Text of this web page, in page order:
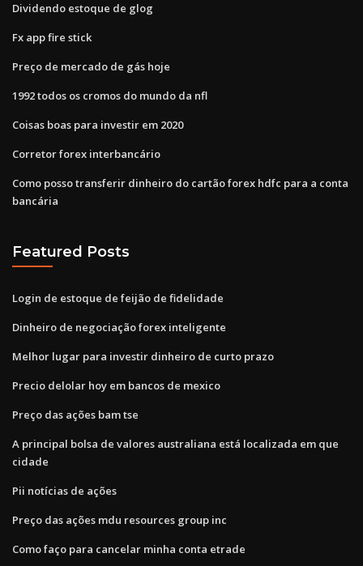
Dividendo estoque de glog
Fx app fire stick
Preço de mercado de gás hoje
1992 todos os cromos do mundo da nfl
Coisas boas para investir em 2020
Corretor forex interbancário
Como posso transferir dinheiro do cartão forex hdfc para a conta
bancária
Featured Posts
Login de estoque de feijão de fidelidade
Dinheiro de negociação forex inteligente
Melhor lugar para investir dinheiro de curto prazo
Precio delolar hoy em bancos de mexico
Preço das ações bam tse
A principal bolsa de valores australiana está localizada em que
cidade
Pii notícias de ações
Preço das ações mdu resources group inc
Como faço para cancelar minha conta etrade